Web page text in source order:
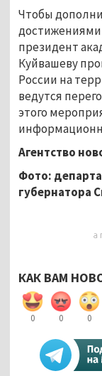
Чтобы
президент
Куйвашеву
России на
ведутся
этого
Агентство
Фото:
губернатора
КАК ВАМ
0 0 0